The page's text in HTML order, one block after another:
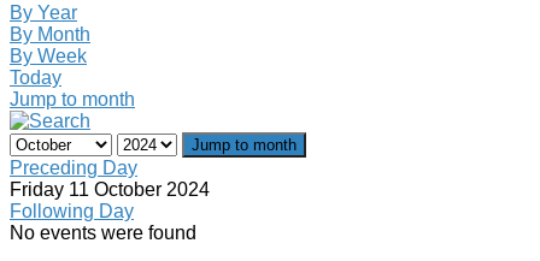
By Year
By Month
By Week
Today
Jump to month
Jump to month
Preceding Day
Friday 11 October 2024
Following Day
No events were found